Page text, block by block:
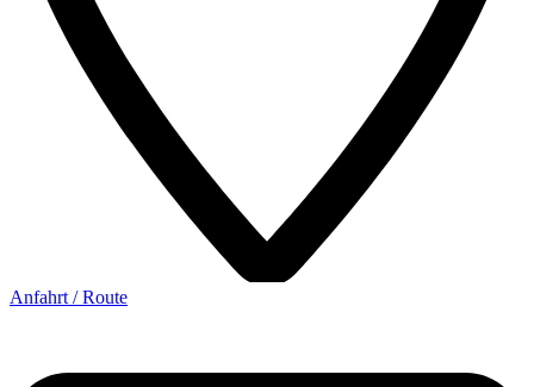
Anfahrt / Route